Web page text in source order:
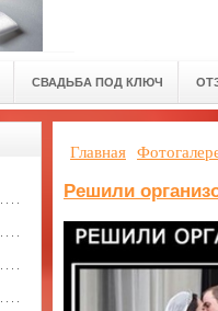
СВАДЬБА ПОД КЛЮЧ
Главная
Решили